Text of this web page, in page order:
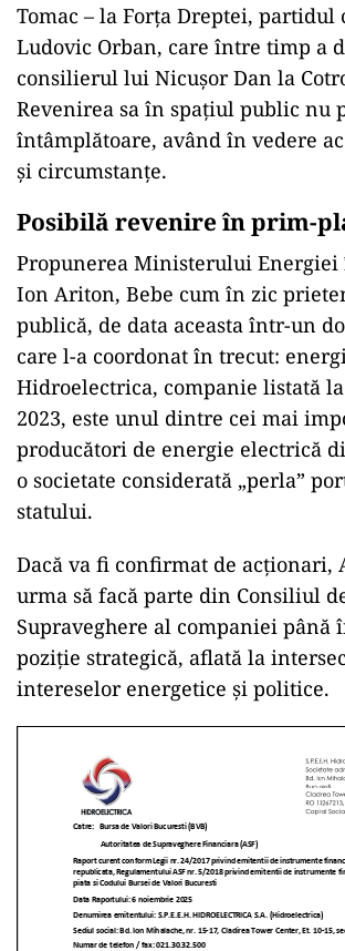
Tomac – la Forța Dreptei, partidul
Ludovic Orban, care între timp a
consilierul lui Nicușor Dan la
Revenirea sa în spațiul public nu
întâmplătoare, având în vedere
și circumstanțe.
Posibilă revenire în prim-
Propunerea Ministerului Energiei
Ion Ariton, Bebe cum în zic
publică, de data aceasta într-un
care l-a coordonat în trecut:
Hidroelectrica, companie listată
2023, este unul dintre cei mai
producători de energie electrică
o societate considerată „perla”
statului.
Dacă va fi confirmat de acționari,
urma să facă parte din Consiliul
Supraveghere al companiei până
poziție strategică, aflată la
intereselor energetice și politice.